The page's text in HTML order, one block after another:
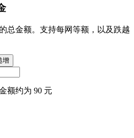
总金额。支持每网等额，以及跌越
增
额约为 90 元